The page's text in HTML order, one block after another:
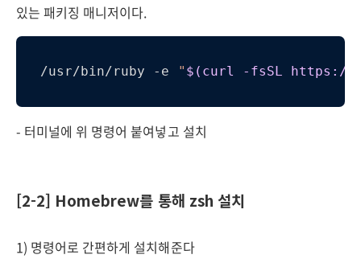
있는 패키징 매니저이다.
/usr/bin/ruby -e " $(curl -fsSL https://
- 터미널에 위 명령어 붙여넣고 설치
[2-2] Homebrew를 통해 zsh 설치
1) 명령어로 간편하게 설치해준다